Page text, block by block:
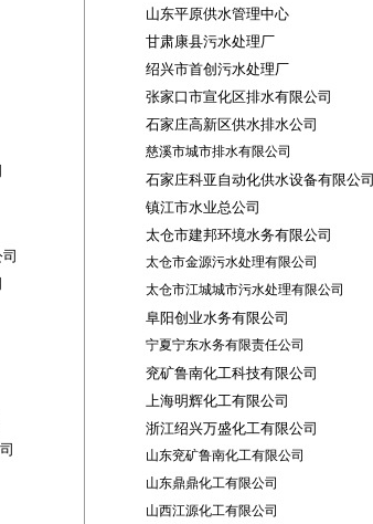
山东平原供水管理中心
甘肃康县污水处理厂
绍兴市首创污水处理厂
张家口市宣化区排水有限公司
石家庄高新区供水排水公司
慈溪市城市排水有限公司
石家庄科亚自动化供水设备有限公司
镇江市水业总公司
太仓市建邦环境水务有限公司
太仓市金源污水处理有限公司
太仓市江城城市污水处理有限公司
阜阳创业水务有限公司
宁夏宁东水务有限责任公司
兖矿鲁南化工科技有限公司
上海明辉化工有限公司
浙江绍兴万盛化工有限公司
山东兖矿鲁南化工有限公司
山东鼎鼎化工有限公司
山西江源化工有限公司